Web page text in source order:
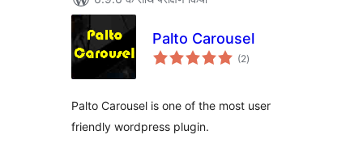
Palto Carousel
(2कुल
दर)
Palto Carousel is one of the most user
friendly wordpress plugin.